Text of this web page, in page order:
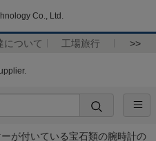
Co., Ltd.
について 工場旅行 >>
が付いている宝石類の腕時計の